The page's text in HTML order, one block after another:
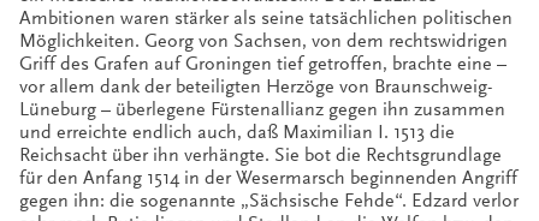
Ambitionen waren stärker als seine tatsächlichen politischen
Möglichkeiten. Georg von Sachsen, von dem rechtswidrigen
Griff des Grafen auf Groningen tief getroffen, brachte eine –
vor allem dank der beteiligten Herzöge von Braunschweig-
Lüneburg – überlegene Fürstenallianz gegen ihn zusammen
und erreichte endlich auch, daß Maximilian I. 1513 die
Reichsacht über ihn verhängte. Sie bot die Rechtsgrundlage
für den Anfang 1514 in der Wesermarsch beginnenden Angriff
gegen ihn: die sogenannte „Sächsische Fehde“. Edzard verlor